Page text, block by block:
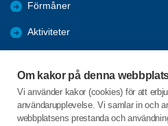
Om kakor på denna
Vi använder kakor (cookies) för att
användarupplevelse. Vi samlar in och
webbplatsens prestanda och
Förmåner
Aktiviteter
Årsmöte